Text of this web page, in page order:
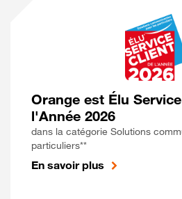
Orange est Élu
l'Année 2026
dans la catégorie Solutions
particuliers**
En savoir plus